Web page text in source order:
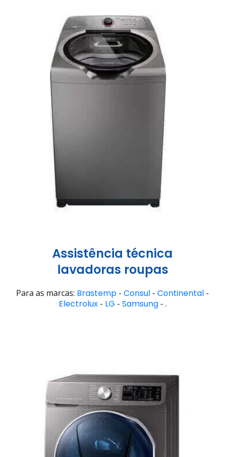
Assistência técnica
lavadoras roupas
Para as marcas: Brastemp - Consul - Continental -
Electrolux- LG - Samsung- .